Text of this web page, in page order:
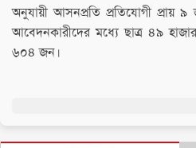
অনুযায়ী আসনপ্রতি প্রতিযোগী প্রায় ৯
আবেদনকারীদের মধ্যে ছাত্র ৪৯
৬০৪ জন।